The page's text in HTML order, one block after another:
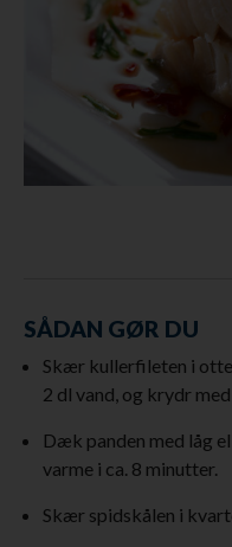
SÅDAN GØR DU
Skær kullerfileten i
2 dl vand, og krydr
Dæk panden med låg
varme i ca. 8 minutter.
Skær spidskålen i